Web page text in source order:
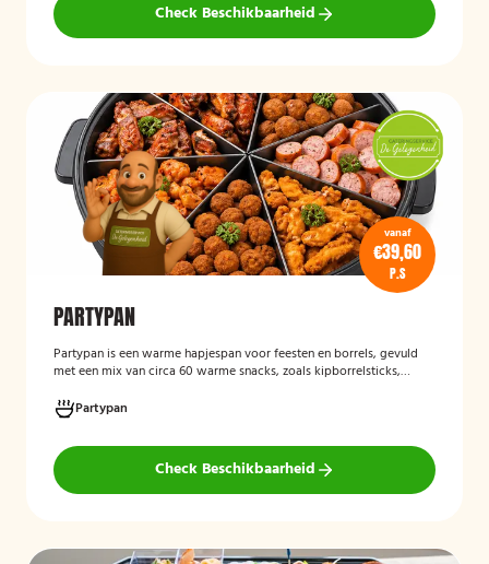
Check Beschikbaarheid
vanaf
€39,60
P.S
PARTYPAN
Partypan is een warme hapjespan voor feesten en borrels, gevuld
met een mix van circa 60 warme snacks, zoals kipborrelsticks,
geleverd en hoeft alleen nog verwarmd te worden, waardoor het
een eenvoudige en praktische cateringoplossing is voor
verjaardagen, jubilea, bedrijfsfeesten en andere bijeenkomsten.
Partypan
Check Beschikbaarheid